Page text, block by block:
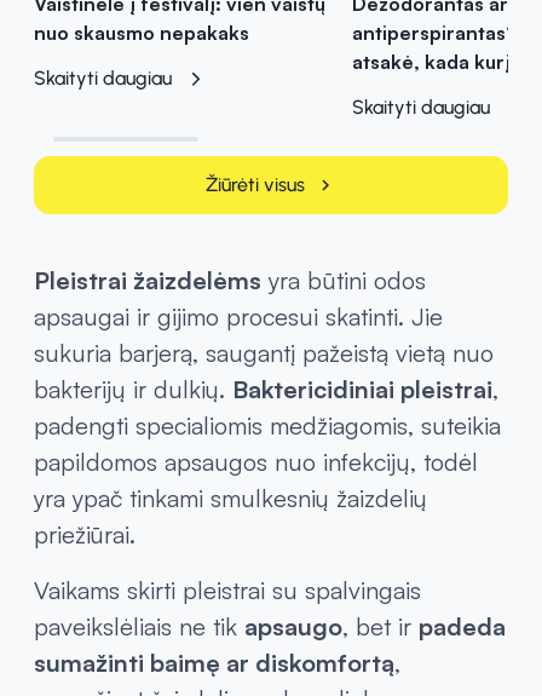
nuo skausmo nepakaks
Skaityti daugiau
antiperspirantas?
atsakė, kada kurį
Skaityti daugiau
Žiūrėti visus chevron_right
Pleistrai žaizdelėms yra būtini odos
apsaugai ir gijimo procesui skatinti. Jie
sukuria barjerą, saugantį pažeistą vietą nuo
bakterijų ir dulkių. Baktericidiniai pleistrai,
padengti specialiomis medžiagomis, suteikia
papildomos apsaugos nuo infekcijų, todėl
yra ypač tinkami smulkesnių žaizdelių
priežiūrai.
Vaikams skirti pleistrai su spalvingais
paveikslėliais ne tik apsaugo, bet ir padeda
sumažinti baimę ar diskomfortą,